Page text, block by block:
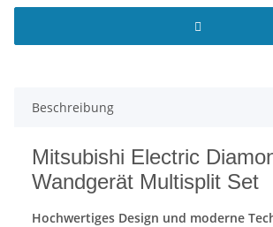
Beschreibung
Mitsubishi Electric
Wandgerät Multisplit Set
Hochwertiges Design und moderne